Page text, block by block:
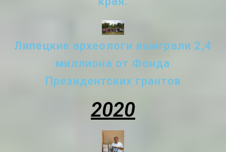
Липецкие археологи выиграли 2,4
миллиона от Фонда
Президентских грантов
2020